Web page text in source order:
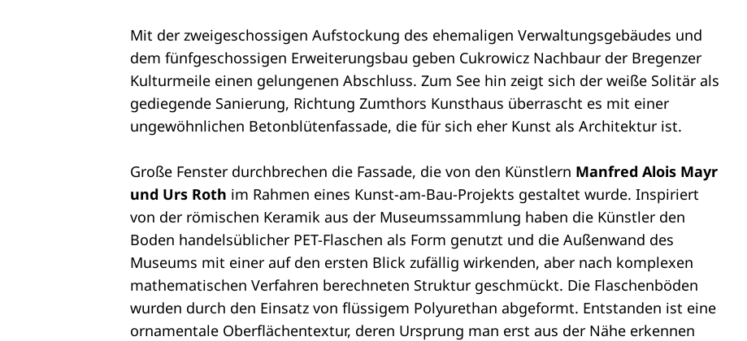
Mit der zweigeschossigen Aufstockung des ehemaligen Verwaltungsgebäudes und
dem fünfgeschossigen Erweiterungsbau geben Cukrowicz Nachbaur der Bregenzer
Kulturmeile einen gelungenen Abschluss. Zum See hin zeigt sich der weiße Solitär als
gediegende Sanierung, Richtung Zumthors Kunsthaus überrascht es mit einer
ungewöhnlichen Betonblütenfassade, die für sich eher Kunst als Architektur ist.
Große Fenster durchbrechen die Fassade, die von den Künstlern Manfred Alois Mayr
und Urs Roth im Rahmen eines Kunst-am-Bau-Projekts gestaltet wurde. Inspiriert
von der römischen Keramik aus der Museumssammlung haben die Künstler den
Boden handelsüblicher PET-Flaschen als Form genutzt und die Außenwand des
Museums mit einer auf den ersten Blick zufällig wirkenden, aber nach komplexen
mathematischen Verfahren berechneten Struktur geschmückt. Die Flaschenböden
wurden durch den Einsatz von flüssigem Polyurethan abgeformt. Entstanden ist eine
ornamentale Oberflächentextur, deren Ursprung man erst aus der Nähe erkennen